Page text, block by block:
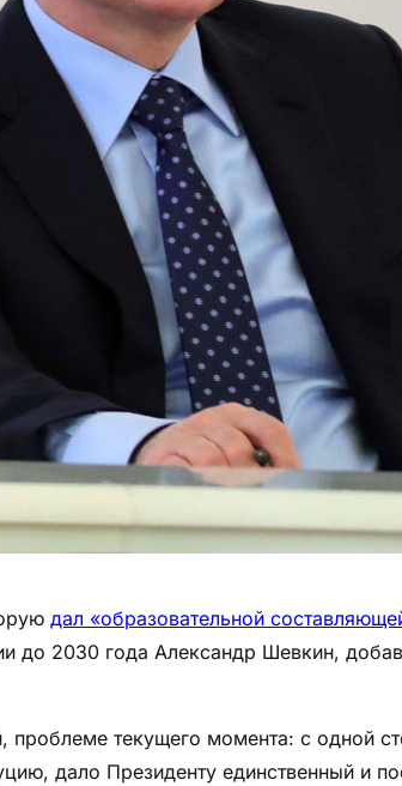
дал «образовательной
до 2030 года Александр Шевкин,
проблеме текущего момента: с одной
дало Президенту единственный и